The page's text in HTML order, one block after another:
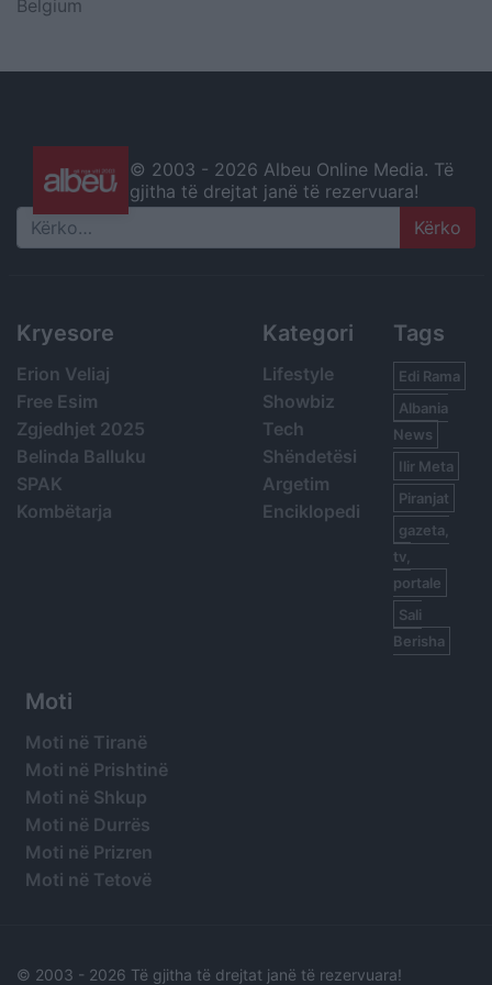
Belgium
© 2003 - 2026 Albeu Online Media. Të
gjitha të drejtat janë të rezervuara!
Search
Kryesore
Erion Veliaj
Free Esim
Zgjedhjet 2025
Belinda Balluku
SPAK
Kombëtarja
Kategori
Lifestyle
Showbiz
Tech
Shëndetësi
Argetim
Enciklopedi
Tags
Edi Rama
Albania
News
Ilir Meta
Piranjat
gazeta,
tv,
portale
Sali
Berisha
Moti
Moti në Tiranë
Moti në Prishtinë
Moti në Shkup
Moti në Durrës
Moti në Prizren
Moti në Tetovë
© 2003 - 2026 Të gjitha të drejtat janë të rezervuara!